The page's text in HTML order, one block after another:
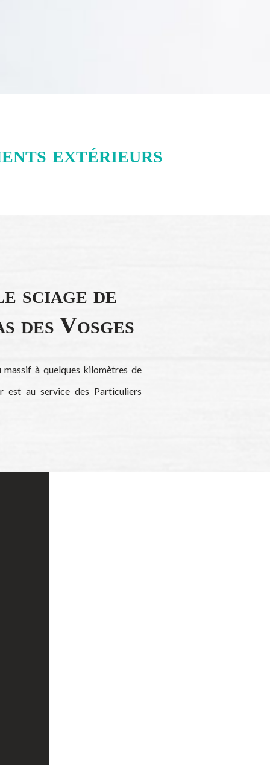
extérieurs
sciage de
des Vosges
à quelques kilomètres de
est au service des Particuliers